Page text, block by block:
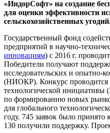
«ИндорСофт» на создание
для оценки эффективности
сельскохозяйственных
Государственный фонд
предприятий в научно-
инновациям) с 2016 г.
Победители получают
исследовательских и опытно-
(НИОКР). Конкурс проводится
технологической
по формированию новых
для глобального
году. 745 заявок было принято
130 получили поддержку.